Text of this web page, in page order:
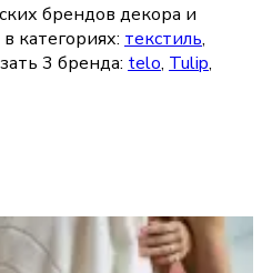
брендов декора и
категориях: текстиль,
3 бренда: telo, Tulip,